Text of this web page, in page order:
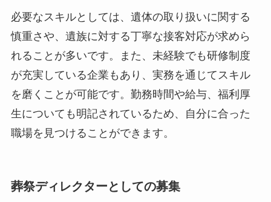
必要なスキルとしては、遺体の取り扱いに関する
慎重さや、遺族に対する丁寧な接客対応が求めら
れることが多いです。また、未経験でも研修制度
が充実している企業もあり、実務を通じてスキル
を磨くことが可能です。勤務時間や給与、福利厚
生についても明記されているため、自分に合った
職場を見つけることができます。
葬祭ディレクターとしての募集